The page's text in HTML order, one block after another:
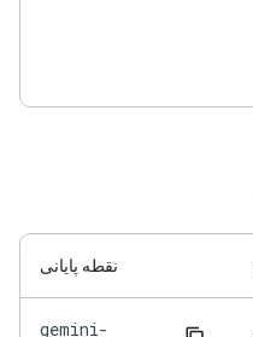
نقطه پایانی
gemini-